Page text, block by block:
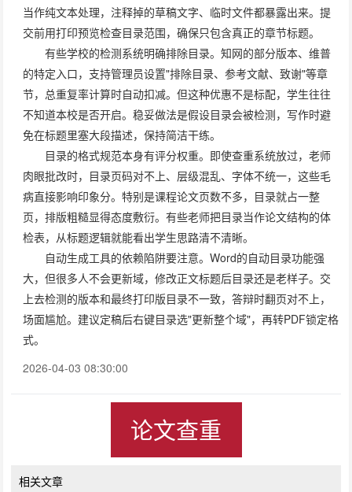
当作纯文本处理，注释掉的草稿文字、临时文件都暴露出来。提
交前用打印预览检查目录范围，确保只包含真正的章节标题。
有些学校的检测系统明确排除目录。知网的部分版本、维普
的特定入口，支持管理员设置"排除目录、参考文献、致谢"等章
节，总重复率计算时自动扣减。但这种优惠不是标配，学生往往
不知道本校是否开启。稳妥做法是假设目录会被检测，写作时避
免在标题里塞大段描述，保持简洁干练。
目录的格式规范本身有评分权重。即使查重系统放过，老师
肉眼批改时，目录页码对不上、层级混乱、字体不统一，这些毛
病直接影响印象分。特别是课程论文页数不多，目录就占一整
页，排版粗糙显得态度敷衍。有些老师把目录当作论文结构的体
检表，从标题逻辑就能看出学生思路清不清晰。
自动生成工具的依赖陷阱要注意。Word的自动目录功能强
大，但很多人不会更新域，修改正文标题后目录还是老样子。交
上去检测的版本和最终打印版目录不一致，答辩时翻页对不上，
场面尴尬。建议定稿后右键目录选"更新整个域"，再转PDF锁定格
式。
2026-04-03 08:30:00
论文查重
相关文章